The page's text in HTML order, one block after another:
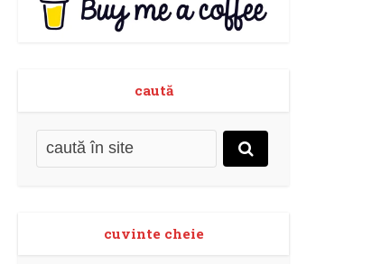
caută
cuvinte cheie